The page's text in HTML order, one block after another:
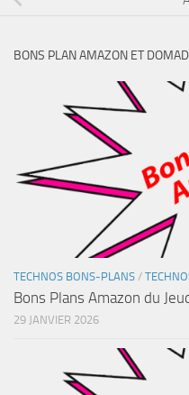
BONS PLAN AMAZON ET
TECHNOS BONS-PLANS /
Bons Plans Amazon du
29 JANVIER 2026